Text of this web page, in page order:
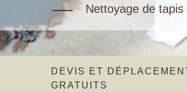
Nettoyage de tapis
DEVIS ET
GRATUITS